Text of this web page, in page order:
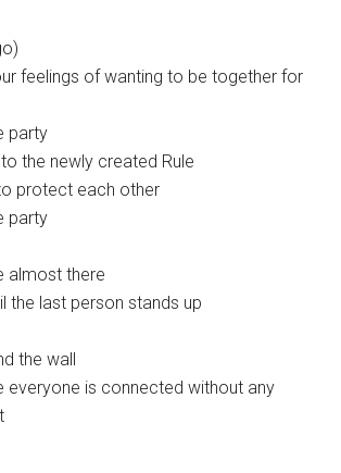
feelings of wanting to be together for
party
the newly created Rule
protect each other
party
almost there
the last person stands up
the wall
everyone is connected without any